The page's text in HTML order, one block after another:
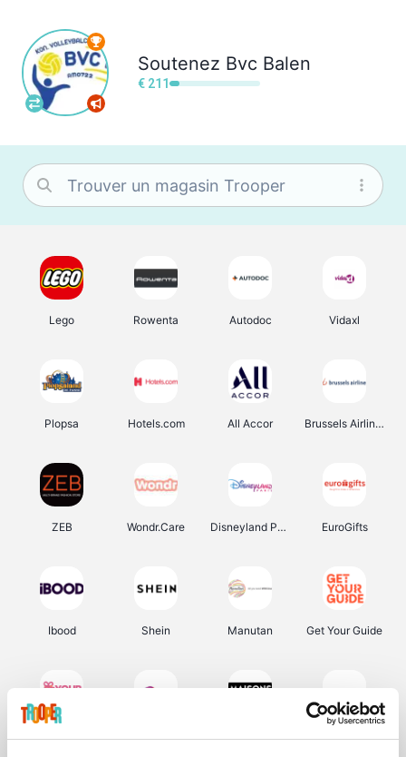
Soutenez Bvc Balen
€ 211
Lego Rowenta Autodoc Vidaxl
Plopsa Hotels.com All Accor Brussels Airlines
ZEB Wondr.Care Disneyland Paris EuroGifts
Ibood Shein Manutan Get Your Guide